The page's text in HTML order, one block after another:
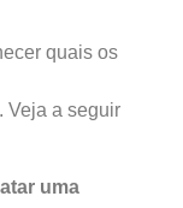
quais os
Veja a seguir
uma